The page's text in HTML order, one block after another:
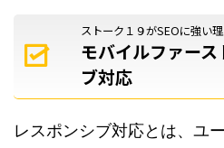
ストーク１９がSEOに強い
モバイルファー
ブ対応
レスポンシブ対応とは、ユ